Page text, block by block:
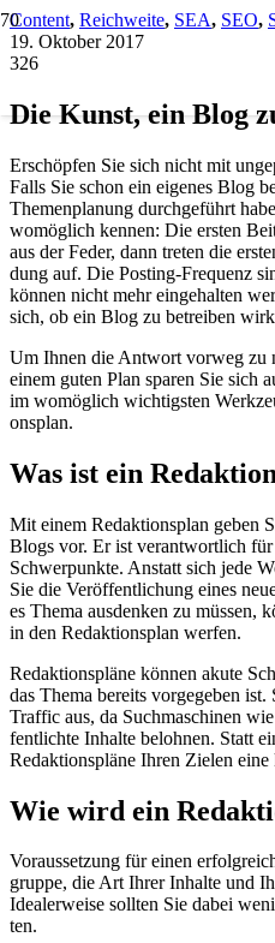
Content, Reichweite, SEA, SEO,
19. Oktober 2017
326
Die Kunst, ein Blog
Erschöp­fen Sie sich nicht mit
Falls Sie schon ein eige­nes Blog
The­men­pla­nung durch­ge­führt
womög­lich ken­nen: Die ers­ten
aus der Feder, dann tre­ten die
dung auf. Die Pos­ting-Fre­quenz
kön­nen nicht mehr ein­ge­hal­ten
sich, ob ein Blog zu betrei­ben
Um Ihnen die Ant­wort vor­weg zu
einem guten Plan spa­ren Sie sich
im womög­lich wich­tigs­ten
ons­plan.
Was ist ein
Mit einem Redak­ti­ons­plan geben
Blogs vor. Er ist ver­ant­wort­lich
Schwer­punk­te. Anstatt sich jede
Sie die Ver­öf­fent­li­chung eines
es The­ma aus­den­ken zu müs­sen,
in den Redak­ti­ons­plan wer­fen.
Redak­ti­ons­plä­ne kön­nen aku­te
das The­ma bereits vor­ge­ge­ben
Traf­fic aus, da Such­ma­schi­nen
fent­lich­te Inhal­te beloh­nen. Statt
Redak­ti­ons­plä­ne Ihren Zie­len
Wie wird ein
Vor­aus­set­zung für einen
grup­pe, die Art Ihrer Inhal­te und
Idea­ler­wei­se soll­ten Sie dabei
ten.